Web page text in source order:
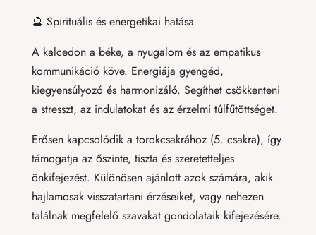
🔮 Spirituális és energetikai hatása
A kalcedon a béke, a nyugalom és az empatikus
kommunikáció köve. Energiája gyengéd,
kiegyensúlyozó és harmonizáló. Segíthet csökkenteni
a stresszt, az indulatokat és az érzelmi túlfűtöttséget.
Erősen kapcsolódik a torokcsakrához (5. csakra), így
támogatja az őszinte, tiszta és szeretetteljes
önkifejezést. Különösen ajánlott azok számára, akik
hajlamosak visszatartani érzéseiket, vagy nehezen
találnak megfelelő szavakat gondolataik kifejezésére.